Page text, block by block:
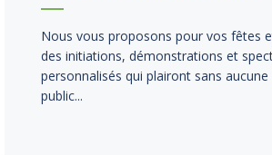
Nous vous proposons pour vos fêtes
des initiations, démonstrations et
personnalisés qui plairont sans
public...